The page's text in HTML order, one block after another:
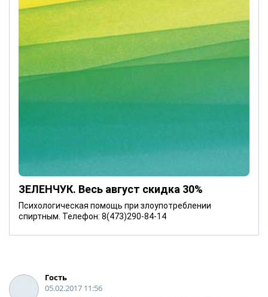
ЗЕЛЕНЧУК. Весь август скидка 30%
Психологическая помощь при злоупотреблении
спиртным. Телефон: 8(473)290-84-14
Гость
05.02.2017 11:56